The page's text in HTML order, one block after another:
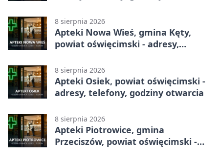
8 sierpnia 2026
Apteki Nowa Wieś, gmina Kęty,
powiat oświęcimski - adresy,
8 sierpnia 2026
Apteki Osiek, powiat oświęcimski -
adresy, telefony, godziny otwarcia
8 sierpnia 2026
Apteki Piotrowice, gmina
Przeciszów, powiat oświęcimski -